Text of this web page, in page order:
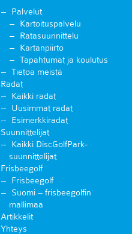
Palvelut
Kartoituspalvelu
Ratasuunnittelu
Kartanpiirto
Tapahtumat ja koulutus
Tietoa meistä
Radat
Kaikki radat
Uusimmat radat
Esimerkkiradat
Suunnittelijat
Kaikki DiscGolfPark-
suunnittelijat
Frisbeegolf
Frisbeegolf
Suomi – frisbeegolfin
mallimaa
Artikkelit
Yhteys